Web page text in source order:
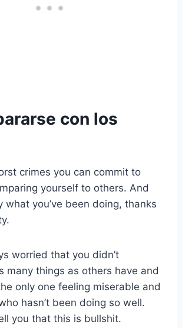
con los
crimes you can commit to
yourself to others. And
what you’ve been doing, thanks
worried that you didn’t
many things as others have and
only one feeling miserable and
hasn’t been doing so well.
you that this is bullshit.